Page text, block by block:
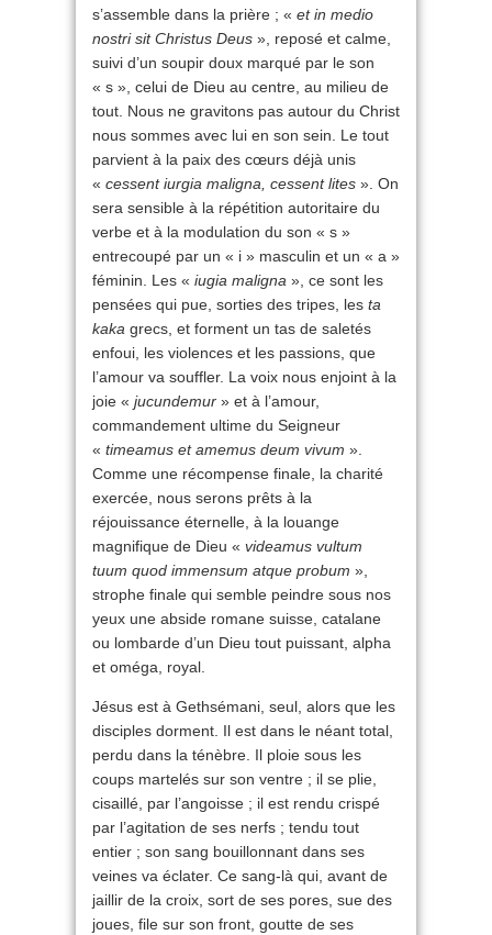
s’assemble dans la prière ; « et in medio
nostri sit Christus Deus », reposé et calme,
suivi d’un soupir doux marqué par le son
« s », celui de Dieu au centre, au milieu de
tout. Nous ne gravitons pas autour du Christ
nous sommes avec lui en son sein. Le tout
parvient à la paix des cœurs déjà unis
« cessent iurgia maligna, cessent lites ». On
sera sensible à la répétition autoritaire du
verbe et à la modulation du son « s »
entrecoupé par un « i » masculin et un « a »
féminin. Les « iugia maligna », ce sont les
pensées qui pue, sorties des tripes, les ta
kaka grecs, et forment un tas de saletés
enfoui, les violences et les passions, que
l’amour va souffler. La voix nous enjoint à la
joie « jucundemur » et à l’amour,
commandement ultime du Seigneur
« timeamus et amemus deum vivum ».
Comme une récompense finale, la charité
exercée, nous serons prêts à la
réjouissance éternelle, à la louange
magnifique de Dieu « videamus vultum
tuum quod immensum atque probum »,
strophe finale qui semble peindre sous nos
yeux une abside romane suisse, catalane
ou lombarde d’un Dieu tout puissant, alpha
et oméga, royal.
Jésus est à Gethsémani, seul, alors que les
disciples dorment. Il est dans le néant total,
perdu dans la ténèbre. Il ploie sous les
coups martelés sur son ventre ; il se plie,
cisaillé, par l’angoisse ; il est rendu crispé
par l’agitation de ses nerfs ; tendu tout
entier ; son sang bouillonnant dans ses
veines va éclater. Ce sang-là qui, avant de
jaillir de la croix, sort de ses pores, sue des
joues, file sur son front, goutte de ses